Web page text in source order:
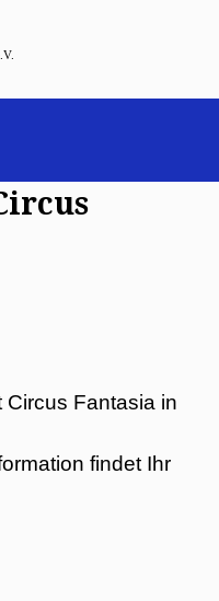
Circus Fantasia in
findet Ihr